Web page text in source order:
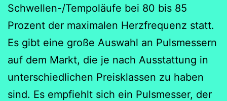
Schwellen-/Tempoläufe bei 80 bis 85
Prozent der maximalen Herzfrequenz statt.
Es gibt eine große Auswahl an Pulsmessern
auf dem Markt, die je nach Ausstattung in
unterschiedlichen Preisklassen zu haben
sind. Es empfiehlt sich ein Pulsmesser, der